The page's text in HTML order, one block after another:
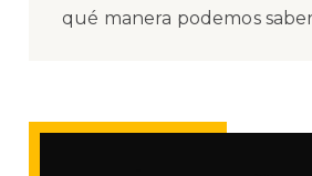
qué manera podemos